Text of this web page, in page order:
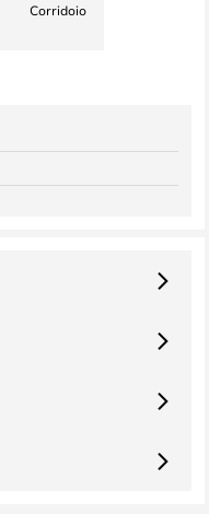
Corridoio